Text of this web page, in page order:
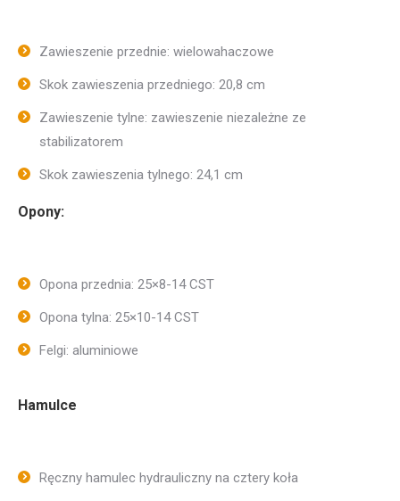
Zawieszenie przednie: wielowahaczowe
Skok zawieszenia przedniego: 20,8 cm
Zawieszenie tylne: zawieszenie niezależne ze
stabilizatorem
Skok zawieszenia tylnego: 24,1 cm
Opony:
Opona przednia: 25×8-14 CST
Opona tylna: 25×10-14 CST
Felgi: aluminiowe
Hamulce
Ręczny hamulec hydrauliczny na cztery koła